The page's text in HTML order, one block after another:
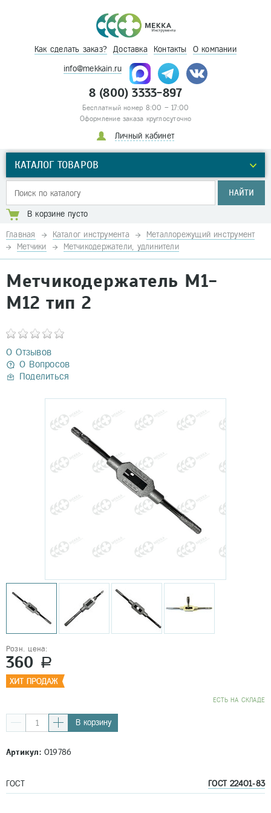
Как сделать заказ? Доставка Контакты О компании
info@mekkain.ru
8 (800) 3333-897
Бесплатный номер 8:00 – 17:00
Оформление заказа круглосуточно
Личный кабинет
КАТАЛОГ ТОВАРОВ
НАЙТИ
В корзине пусто
Главная Каталог инструмента
Металлорежущий инструмент
Метчики
Метчикодержатели, удлинители
Метчикодержатель М1-
М12 тип 2
0 Отзывов
0 Вопросов
Поделиться
Розн. цена:
360 a
EСТЬ НА СКЛАДЕ
В корзину
Артикул:019786
ГОСТ ГОСТ 22401-83